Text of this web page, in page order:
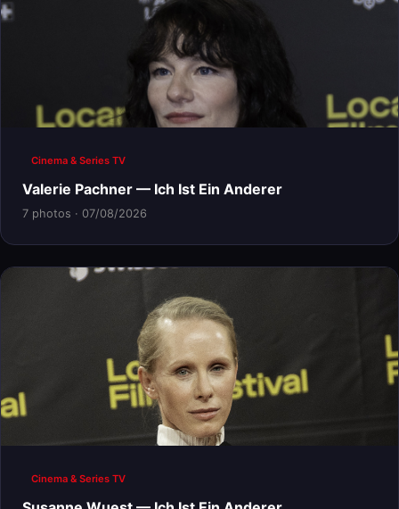
Cinema & Series TV
Valerie Pachner — Ich Ist Ein Anderer
7 photos · 07/08/2026
Cinema & Series TV